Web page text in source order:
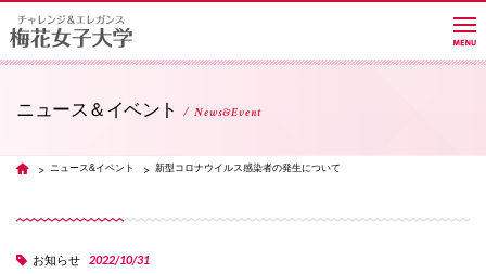
学部・学科・大学院
ニュース＆イベント News&Event
TOP ニュース&イベント 新型コロナウイルス感染者の発生について
お知らせ 2022/10/31